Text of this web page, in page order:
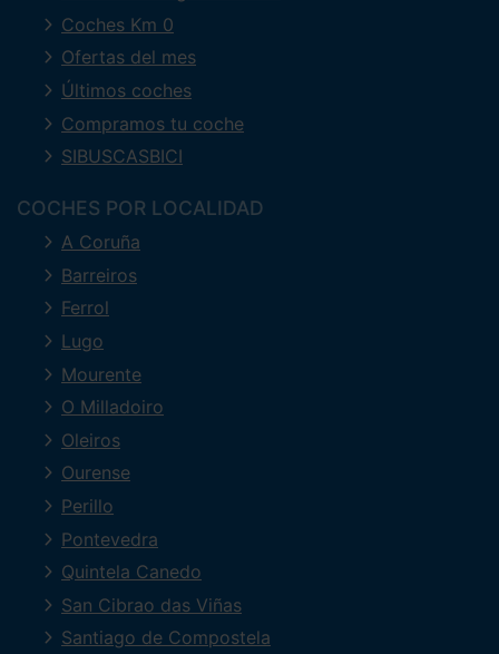
Coches Km 0
Ofertas del mes
Últimos coches
Compramos tu coche
SIBUSCASBICI
COCHES POR LOCALIDAD
A Coruña
Barreiros
Ferrol
Lugo
Mourente
O Milladoiro
Oleiros
Ourense
Perillo
Pontevedra
Quintela Canedo
San Cibrao das Viñas
Santiago de Compostela